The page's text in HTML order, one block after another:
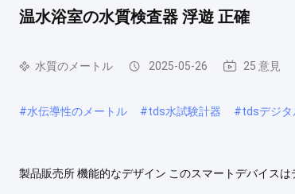
温水浴室の水質検査器 浮遊 正確
水質のメートル 2025-05-26 25 意見
#水伝導性のメートル #tds水試験計器 #tdsデジタ
製品販売所 機能的なデザイン このスマートデバイス